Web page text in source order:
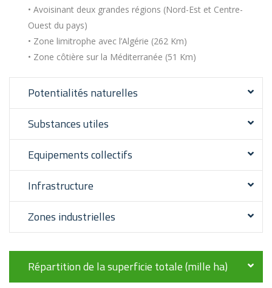
• Avoisinant deux grandes régions (Nord-Est et Centre-
Ouest du pays)
• Zone limitrophe avec l’Algérie (262 Km)
• Zone côtière sur la Méditerranée (51 Km)
Potentialités naturelles
Substances utiles
Equipements collectifs
Infrastructure
Zones industrielles
Répartition de la superficie totale (mille ha)